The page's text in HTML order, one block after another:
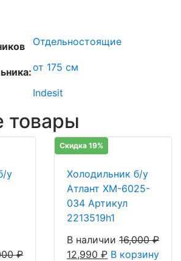
Отдельностоящие
от 175 см
Indesit
товары
у
₽
Скидка 19%
Холодильник б/у
Атлант ХМ-6025-
034 Артикул
2213519h1
В наличии 16,000₽
12,990 ₽ В корзину